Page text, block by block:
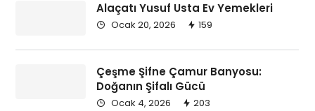
Alaçatı Yusuf Usta Ev Yemekleri
Ocak 20, 2026 159
Çeşme Şifne Çamur Banyosu:
Doğanın Şifalı Gücü
Ocak 4, 2026 203